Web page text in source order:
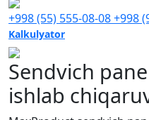
+998 (55) 555-08-08+998
Kalkulyator
Sendvich
ishlab